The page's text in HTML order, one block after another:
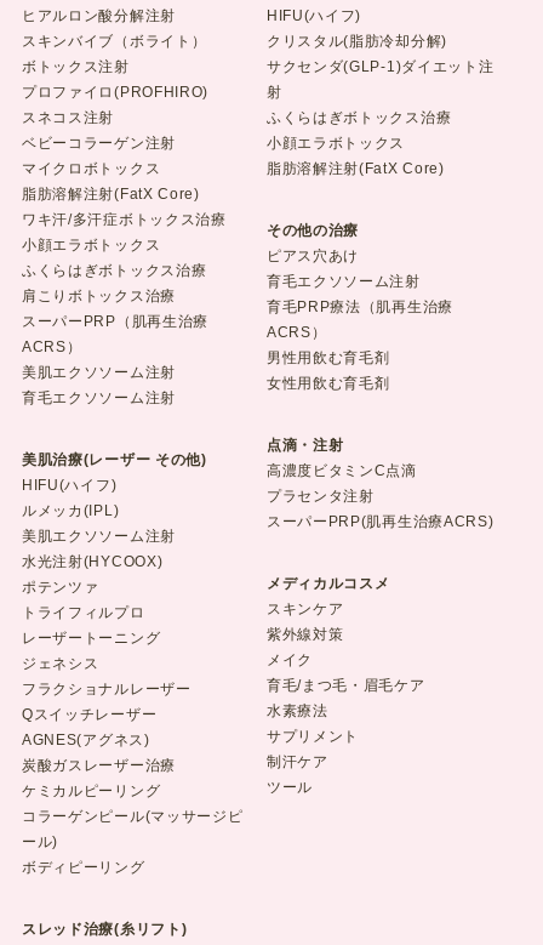
ヒアルロン酸分解注射
スキンバイブ（ボライト）
ボトックス注射
プロファイロ(PROFHIRO)
スネコス注射
ベビーコラーゲン注射
マイクロボトックス
脂肪溶解注射(FatX Core)
ワキ汗/多汗症ボトックス治療
小顔エラボトックス
ふくらはぎボトックス治療
肩こりボトックス治療
スーパーPRP（肌再生治療
ACRS）
美肌エクソソーム注射
育毛エクソソーム注射
美肌治療(レーザー その他)
HIFU(ハイフ)
ルメッカ(IPL)
美肌エクソソーム注射
水光注射(HYCOOX)
ポテンツァ
トライフィルプロ
レーザートーニング
ジェネシス
フラクショナルレーザー
Qスイッチレーザー
AGNES(アグネス)
炭酸ガスレーザー治療
ケミカルピーリング
コラーゲンピール(マッサージピ
ール)
ボディピーリング
スレッド治療(糸リフト)
HIFU(ハイフ)
クリスタル(脂肪冷却分解)
サクセンダ(GLP-1)ダイエット注
射
ふくらはぎボトックス治療
小顔エラボトックス
脂肪溶解注射(FatX Core)
その他の治療
ピアス穴あけ
育毛エクソソーム注射
育毛PRP療法（肌再生治療
ACRS）
男性用飲む育毛剤
女性用飲む育毛剤
点滴・注射
高濃度ビタミンC点滴
プラセンタ注射
スーパーPRP(肌再生治療ACRS)
メディカルコスメ
スキンケア
紫外線対策
メイク
育毛/まつ毛・眉毛ケア
水素療法
サプリメント
制汗ケア
ツール